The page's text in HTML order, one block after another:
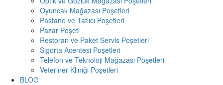
Oyuncak Mağazası Poşetleri
Pastane ve Tatlıcı Poşetleri
Pazar Poşeti
Restoran ve Paket Servis Poşetleri
Sigorta Acentesi Poşetleri
Telefon ve Teknoloji Mağazası Poşetleri
Veteriner Kliniği Poşetleri
BLOG